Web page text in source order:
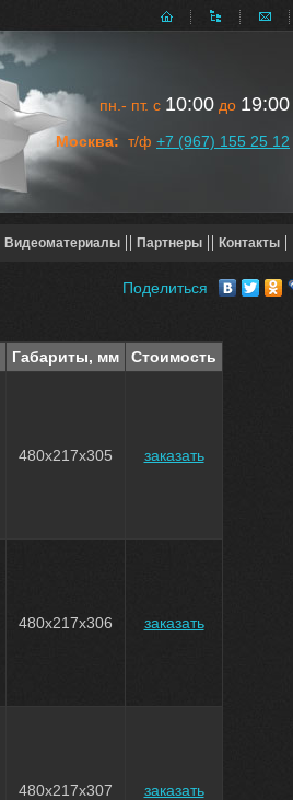
пн.- пт. с 10:00 до 19:00
Москва: т/ф +7 (967) 155 25 12
Видеоматериалы Партнеры Контакты
Поделиться
Габариты, мм Стоимость
480x217x305 заказать
480x217x306 заказать
480x217x307 заказать